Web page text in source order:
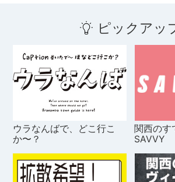
ピックアッ
ウラなんばで、どこ行こ
か〜？
関西のす
SAVVY